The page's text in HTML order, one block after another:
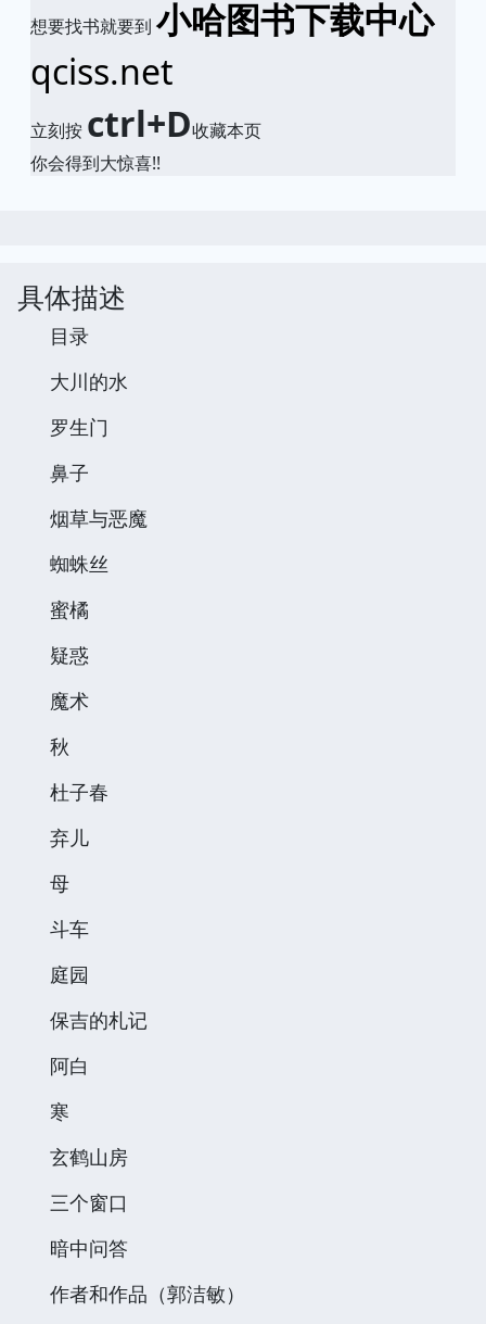
想要找书就要到 小哈图书下载中心
qciss.net
立刻按 ctrl+D收藏本页
你会得到大惊喜!!
具体描述
目录
大川的水
罗生门
鼻子
烟草与恶魔
蜘蛛丝
蜜橘
疑惑
魔术
秋
杜子春
弃儿
母
斗车
庭园
保吉的札记
阿白
寒
玄鹤山房
三个窗口
暗中问答
作者和作品（郭洁敏）